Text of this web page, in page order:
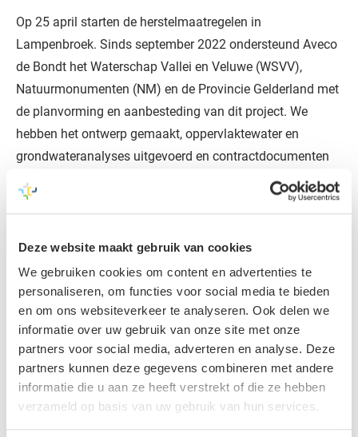
Deze website maakt gebruik van cookies
We gebruiken cookies om content en advertenties te
personaliseren, om functies voor social media te bieden
en om ons websiteverkeer te analyseren. Ook delen we
informatie over uw gebruik van onze site met onze
partners voor social media, adverteren en analyse. Deze
partners kunnen deze gegevens combineren met andere
informatie die u aan ze heeft verstrekt of die ze hebben
verzameld op basis van uw gebruik van hun services.
Op 25 april starten de herstelmaatregelen in
Lampenbroek. Sinds september 2022 ondersteund Aveco
de Bondt het Waterschap Vallei en Veluwe (WSVV),
Natuurmonumenten (NM) en de Provincie Gelderland met
de planvorming en aanbesteding van dit project. We
hebben het ontwerp gemaakt, oppervlaktewater en
grondwateranalyses uitgevoerd en contractdocumenten
opgesteld. De aanbesteding bleek succesvol! De
uitvoering kan nu eindelijk starten onder leiding van
Samen met de medewerkers van
adviesbureau Aveco de Bondt is een
inrichtingsplan tot stand gebracht
waarmee we de projectdoelen kunnen
realiseren.